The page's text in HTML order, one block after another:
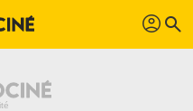
profil search